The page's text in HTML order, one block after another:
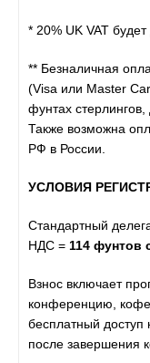
* 20% UK VAT
** Безналичная
(Visa или Master
фунтах
Также возможна
РФ в России.
УСЛОВИЯ
Стандартный
НДС = 114 фунтов
Взнос включает
конференцию,
бесплатный
после завершения